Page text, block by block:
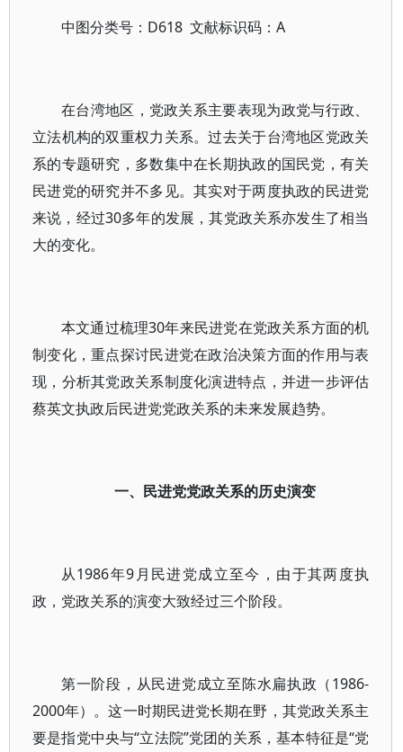
中图分类号：D618 文献标识码：A
在台湾地区，党政关系主要表现为政党与行政、
立法机构的双重权力关系。过去关于台湾地区党政关
系的专题研究，多数集中在长期执政的国民党，有关
民进党的研究并不多见。其实对于两度执政的民进党
来说，经过30多年的发展，其党政关系亦发生了相当
大的变化。
本文通过梳理30年来民进党在党政关系方面的机
制变化，重点探讨民进党在政治决策方面的作用与表
现，分析其党政关系制度化演进特点，并进一步评估
蔡英文执政后民进党党政关系的未来发展趋势。
一、民进党党政关系的历史演变
从1986年9月民进党成立至今，由于其两度执
政，党政关系的演变大致经过三个阶段。
第一阶段，从民进党成立至陈水扁执政（1986-
2000年）。这一时期民进党长期在野，其党政关系主
要是指党中央与“立法院”党团的关系，基本特征是“党